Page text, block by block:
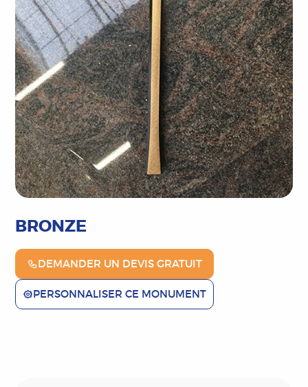
BRONZE
DEMANDER UN DEVIS GRATUIT
PERSONNALISER CE MONUMENT